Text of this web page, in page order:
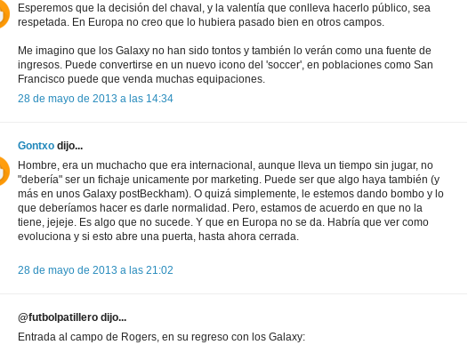
Esperemos que la decisión del chaval, y la valentía que conlleva hacerlo público, sea
respetada. En Europa no creo que lo hubiera pasado bien en otros campos.
Me imagino que los Galaxy no han sido tontos y también lo verán como una fuente de
ingresos. Puede convertirse en un nuevo icono del 'soccer', en poblaciones como San
Francisco puede que venda muchas equipaciones.
28 de mayo de 2013 a las 14:34
Gontxo dijo...
Hombre, era un muchacho que era internacional, aunque lleva un tiempo sin jugar, no
"debería" ser un fichaje unicamente por marketing. Puede ser que algo haya también (y
más en unos Galaxy postBeckham). O quizá simplemente, le estemos dando bombo y lo
que deberíamos hacer es darle normalidad. Pero, estamos de acuerdo en que no la
tiene, jejeje. Es algo que no sucede. Y que en Europa no se da. Habría que ver como
evoluciona y si esto abre una puerta, hasta ahora cerrada.
28 de mayo de 2013 a las 21:02
@futbolpatillero dijo...
Entrada al campo de Rogers, en su regreso con los Galaxy: